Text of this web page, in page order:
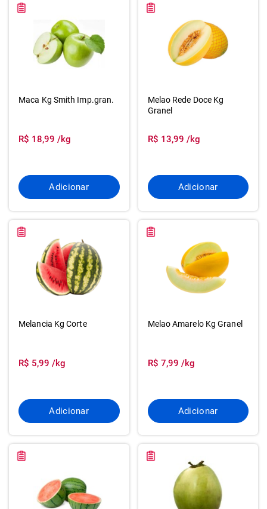
Maca Kg Smith Imp.gran.
R$ 18,99 /kg
Adicionar
Melao Rede Doce Kg
Granel
R$ 13,99 /kg
Adicionar
Melancia Kg Corte
R$ 5,99 /kg
Adicionar
Melao Amarelo Kg Granel
R$ 7,99 /kg
Adicionar